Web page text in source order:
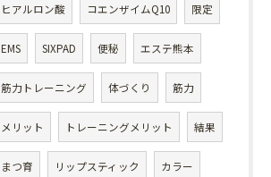
ヒアルロン酸 コエンザイムQ10 限定
EMS SIXPAD 便秘 エステ熊本
筋力トレーニング 体づくり 筋力
メリット トレーニングメリット 結果
まつ育 リップスティック カラー